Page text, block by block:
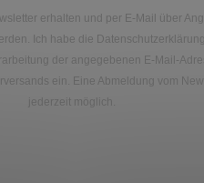
erhalten und per E-Mail über
Ich habe die Datenschutzerklärung
der angegebenen E-Mail-
ein. Eine Abmeldung vom
jederzeit möglich.